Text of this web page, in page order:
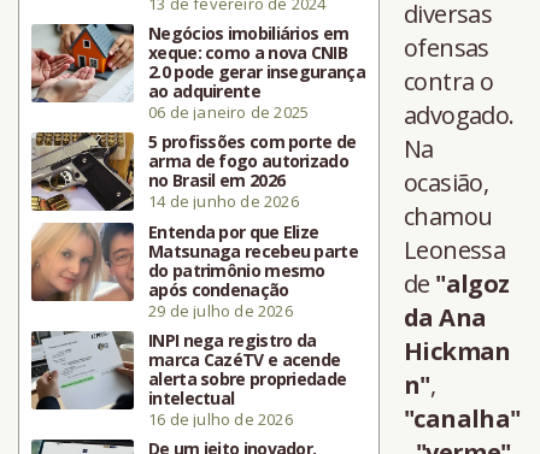
Negócios imobiliários em
xeque: como a nova CNIB
2.0 pode gerar insegurança
ao adquirente
06 de janeiro de 2025
5 profissões com porte de
arma de fogo autorizado
no Brasil em 2026
14 de junho de 2026
Entenda por que Elize
Matsunaga recebeu parte
do patrimônio mesmo
após condenação
29 de julho de 2026
INPI nega registro da
marca CazéTV e acende
alerta sobre propriedade
intelectual
16 de julho de 2026
De um jeito inovador,
diversas
ofensas
contra o
advogado.
Na
ocasião,
chamou
Leonessa
de "algoz
da Ana
Hickman
n",
"canalha"